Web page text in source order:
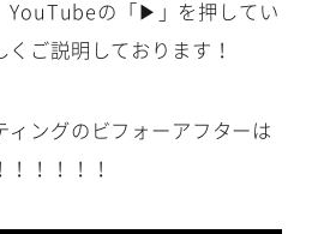
YouTubeの「▶」を押してい
ご説明しております！
ングのビフォーアフターは
！！！！